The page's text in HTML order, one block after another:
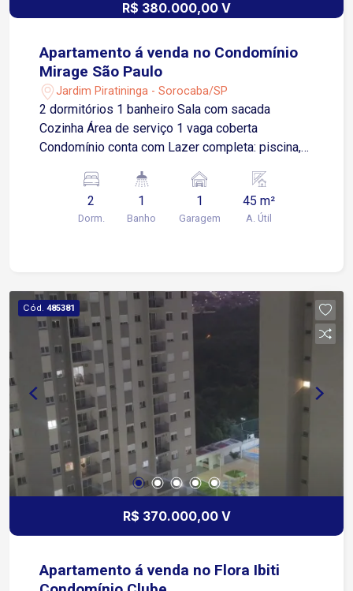
R$ 380.000,00 V
Apartamento á venda no Condomínio
Mirage São Paulo
Jardim Piratininga - Sorocaba/SP
2 dormitórios 1 banheiro Sala com sacada
Cozinha Área de serviço 1 vaga coberta
Condomínio conta com Lazer completa: piscina,
Entrega deve ocorrer em junho/26
2
Dorm.
1
Banho
1
Garagem
45 m²
A. Útil
Cód. 485381
R$ 370.000,00 V
Apartamento á venda no Flora Ibiti